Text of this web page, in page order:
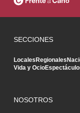
SECCIONES
LocalesRegionales
Vida y Ocio
NOSOTROS